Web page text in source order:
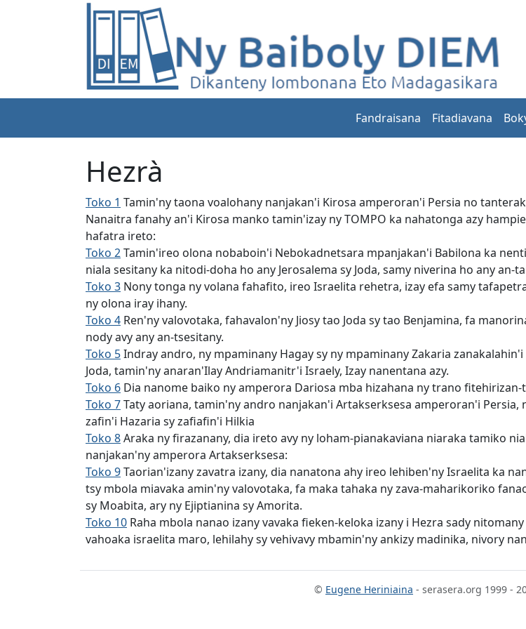
Fandraisana Fitadiavana
Hezrà
Toko 1 Tamin'ny taona voalohany nanjakan'i Kirosa amperoran'i Persia no
Nanaitra fanahy an'i Kirosa manko tamin'izay ny TOMPO ka nahatonga azy
hafatra ireto:
Toko 2Tamin'ireo olona nobaboin'i Nebokadnetsara mpanjakan'i Babilona ka
niala sesitany ka nitodi-doha ho any Jerosalema sy Joda, samy niverina ho any an-
Toko 3 Nony tonga ny volana fahafito, ireo Israelita rehetra, izay efa samy
ny olona iray ihany.
Toko 4 Ren'ny valovotaka, fahavalon'ny Jiosy tao Joda sy tao Benjamina, fa
nody avy any an-tsesitany.
Toko 5Indray andro, ny mpaminany Hagay sy ny mpaminany Zakaria
Joda, tamin'ny anaran'Ilay Andriamanitr'i Israely, Izay nanentana azy.
Toko 6 Dia nanome baiko ny amperora Dariosa mba hizahana ny trano
Toko 7Taty aoriana, tamin'ny andro nanjakan'i Artakserksesa amperoran'i
zafin'i Hazaria sy zafiafin'i Hilkia
Toko 8Araka ny firazanany, dia ireto avy ny loham-pianakaviana niaraka tamiko
nanjakan'ny amperora Artakserksesa:
Toko 9Taorian'izany zavatra izany, dia nanatona ahy ireo lehiben'ny Israelita ka
tsy mbola miavaka amin'ny valovotaka, fa maka tahaka ny zava-maharikoriko
sy Moabita, ary ny Ejiptianina sy Amorita.
Toko 10 Raha mbola nanao izany vavaka fieken-keloka izany i Hezra sady
vahoaka israelita maro, lehilahy sy vehivavy mbamin'ny ankizy madinika, nivory
© Eugene Heriniaina - serasera.org 1999 -